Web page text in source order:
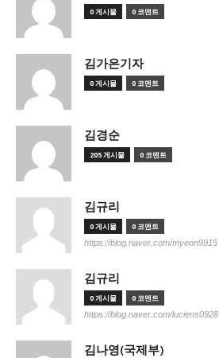
0 게시물 0 코멘트
김가은기자
0 게시물 0 코멘트
김경순
205 게시물 0 코멘트
김규리
0 게시물 0 코멘트
https://blog.naver.com/myeon9915
김규리
0 게시물 0 코멘트
https://blog.naver.com/luciens0928
김나영(국제부)